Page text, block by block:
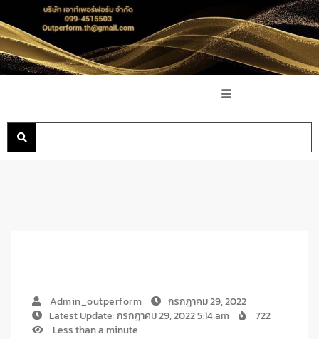
Admin_outperform
กรกฎาคม 29, 2022
Latest Update: กรกฎาคม 29, 2022 5:14 am
722
Less than a minute